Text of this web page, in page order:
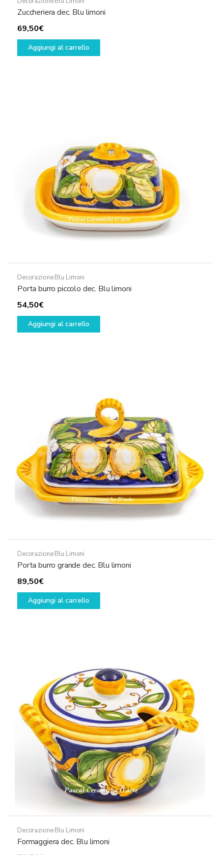
Zuccheriera dec. Blu limoni
69,50€
Aggiungi al carrello
Decorazione Blu Limoni
Porta burro piccolo dec. Blu limoni
54,50€
Aggiungi al carrello
Decorazione Blu Limoni
Porta burro grande dec. Blu limoni
89,50€
Aggiungi al carrello
Decorazione Blu Limoni
Formaggiera dec. Blu limoni